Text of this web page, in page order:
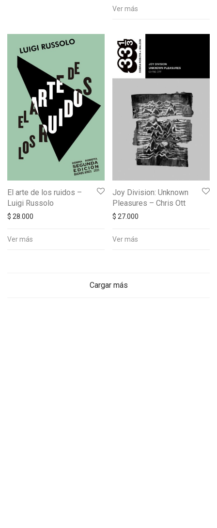
Ver más
El arte de los ruidos –
Luigi Russolo
$ 28.000
Ver más
Joy Division: Unknown
Pleasures – Chris Ott
$ 27.000
Ver más
Cargar más